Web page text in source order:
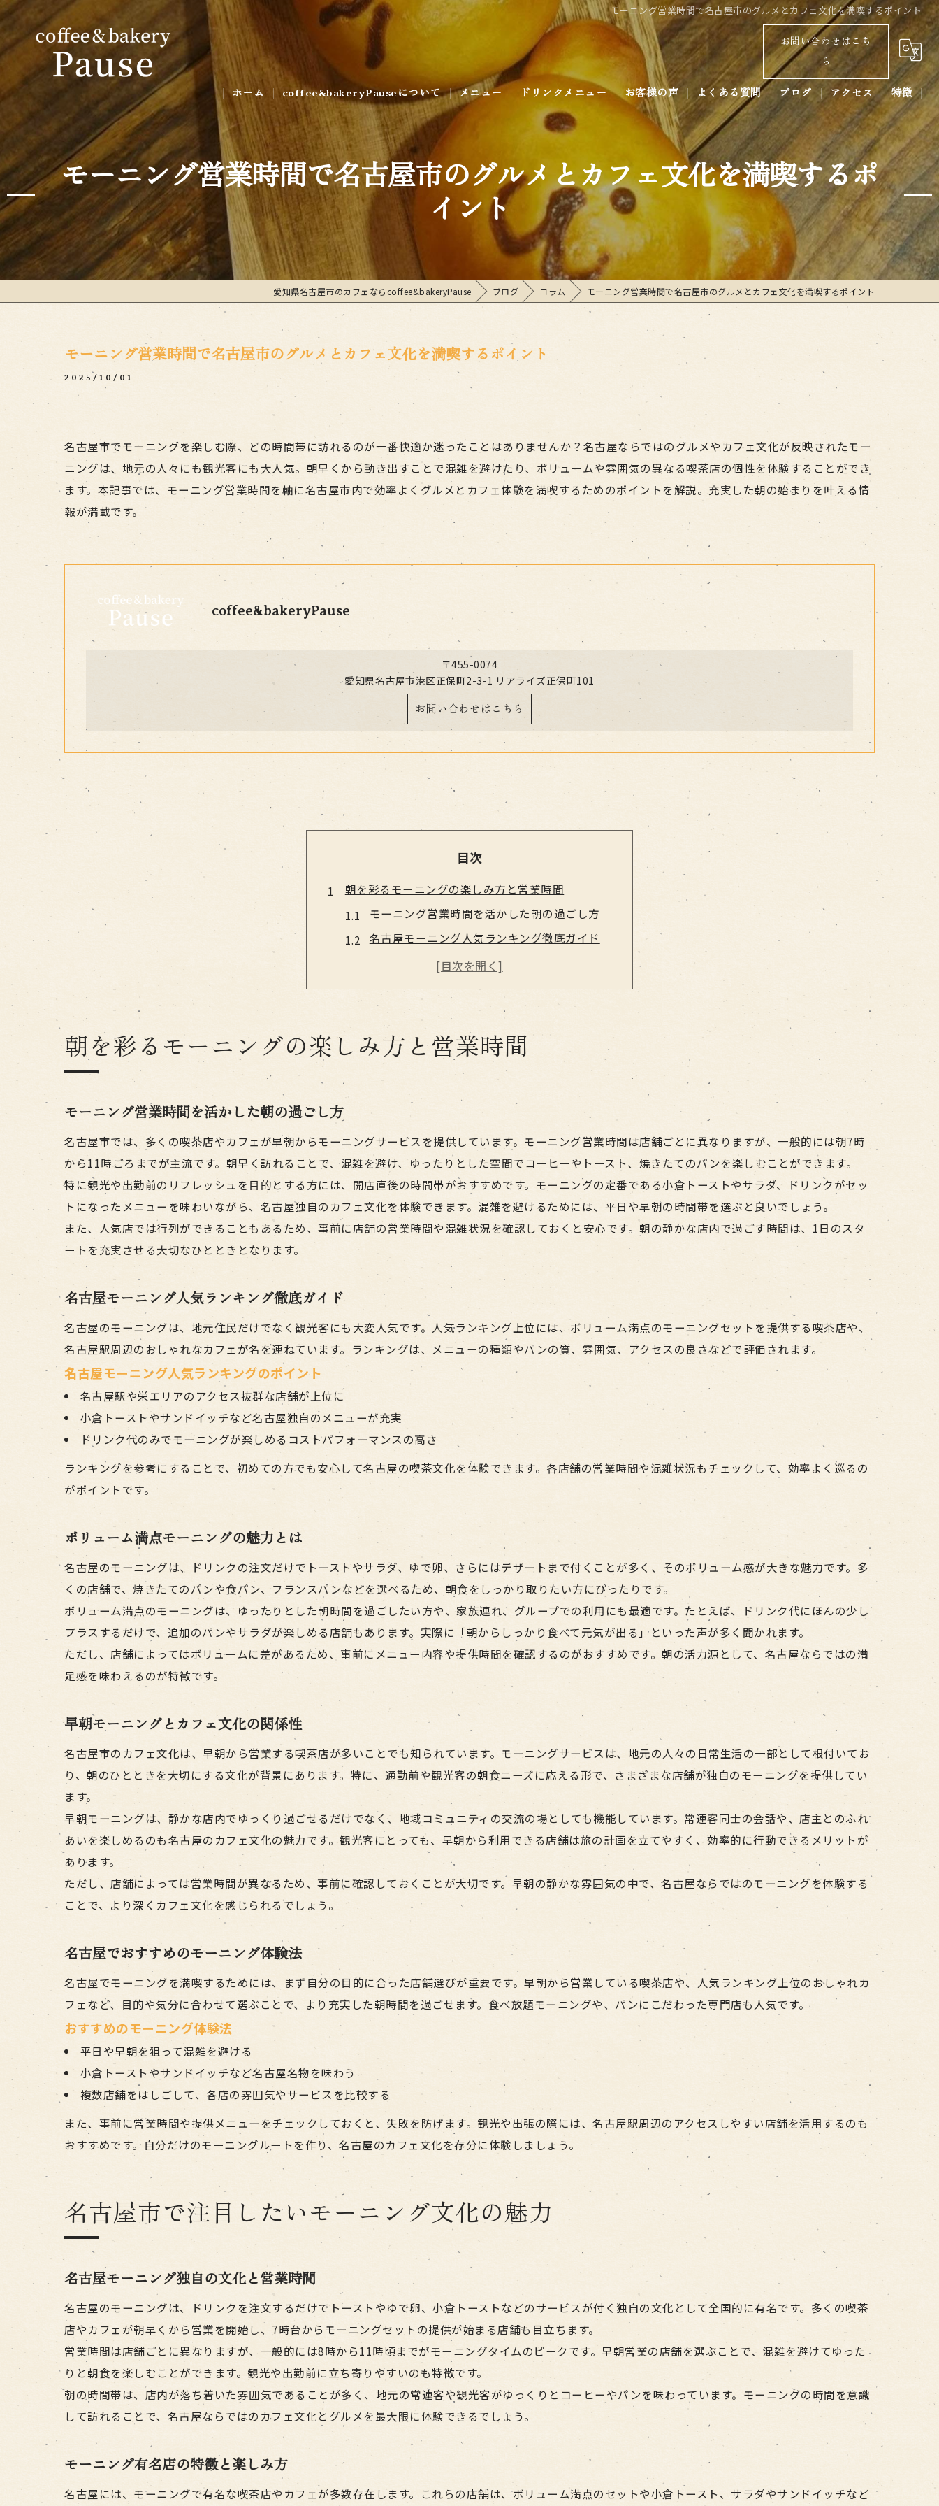
モーニング営業時間で名古屋市のグルメとカフェ文化を満喫するポイント
お問い合わせはこち
ら
ホーム coffee&bakeryPauseについて
ギャラリー
メニュー ドリンクメニュー お客様の声 よくある質問 ブログ
コラム
アクセス 特徴
パン
コーヒー
ラテアート
あんバター
ベーカリー
モーニング営業時間で名古屋市のグルメとカフェ文化を満喫するポ
イント
愛知県名古屋市のカフェならcoffee&bakeryPause ブログ コラム モーニング営業時間で名古屋市のグルメとカフェ文化を満喫するポイント
モーニング営業時間で名古屋市のグルメとカフェ文化を満喫するポイント
2025/10/01
名古屋市でモーニングを楽しむ際、どの時間帯に訪れるのが一番快適か迷ったことはありませんか？名古屋ならではのグルメやカフェ文化が反映されたモー
ニングは、地元の人々にも観光客にも大人気。朝早くから動き出すことで混雑を避けたり、ボリュームや雰囲気の異なる喫茶店の個性を体験することができ
ます。本記事では、モーニング営業時間を軸に名古屋市内で効率よくグルメとカフェ体験を満喫するためのポイントを解説。充実した朝の始まりを叶える情
報が満載です。
coffee&bakeryPause
〒455-0074
愛知県名古屋市港区正保町2-3-1 リアライズ正保町101
お問い合わせはこちら
目次
朝を彩るモーニングの楽しみ方と営業時間
モーニング営業時間を活かした朝の過ごし方
名古屋モーニング人気ランキング徹底ガイド
ボリューム満点モーニングの魅力とは
早朝モーニングとカフェ文化の関係性
名古屋でおすすめのモーニング体験法
名古屋市で注目したいモーニング文化の魅力
名古屋モーニング独自の文化と営業時間
モーニング有名店の特徴と楽しみ方
名古屋モーニング食べ放題の満足感
おしゃれカフェのモーニング体験を深掘り
人気モーニングランキングから読み解く傾向
モーニング営業時間で異なるカフェ体験のヒント
モーニング営業時間で選ぶカフェの特徴
名古屋駅周辺モーニングのおすすめポイント
早朝利用で体験するモーニングの魅力
人気カフェのモーニング事情をチェック
ボリューム重視のモーニング体験方法
早朝から楽しめるモーニングの充実ポイント
早朝モーニングで快適な朝時間を過ごす
名古屋モーニング早朝営業店の選び方
ボリューム重視派におすすめな早朝モーニング
早朝モーニング体験の効率的な楽しみ方
混雑を避けるモーニング利用術を徹底解説
名古屋駅モーニング人気店の混雑傾向分析
モーニング利用時のベストタイミングとは
テイクアウトで楽しむモーニングのコツ
名古屋モーニングおしゃれカフェの穴場時間
人気やボリューム別に見るモーニング事情
モーニング人気ランキングの最新傾向
モーニング食べ放題の楽しみ方と注意点
名古屋モーニング有名店の魅力を解説
おしゃれモーニングで贅沢時間を過ごす
朝を彩るモーニングの楽しみ方と営業時間
モーニング営業時間を活かした朝の過ごし方
名古屋市では、多くの喫茶店やカフェが早朝からモーニングサービスを提供しています。モーニング営業時間は店舗ごとに異なりますが、一般的には朝7時
から11時ごろまでが主流です。朝早く訪れることで、混雑を避け、ゆったりとした空間でコーヒーやトースト、焼きたてのパンを楽しむことができます。
特に観光や出勤前のリフレッシュを目的とする方には、開店直後の時間帯がおすすめです。モーニングの定番である小倉トーストやサラダ、ドリンクがセッ
トになったメニューを味わいながら、名古屋独自のカフェ文化を体験できます。混雑を避けるためには、平日や早朝の時間帯を選ぶと良いでしょう。
また、人気店では行列ができることもあるため、事前に店舗の営業時間や混雑状況を確認しておくと安心です。朝の静かな店内で過ごす時間は、1日のスタ
ートを充実させる大切なひとときとなります。
名古屋モーニング人気ランキング徹底ガイド
名古屋のモーニングは、地元住民だけでなく観光客にも大変人気です。人気ランキング上位には、ボリューム満点のモーニングセットを提供する喫茶店や、
名古屋駅周辺のおしゃれなカフェが名を連ねています。ランキングは、メニューの種類やパンの質、雰囲気、アクセスの良さなどで評価されます。
名古屋モーニング人気ランキングのポイント
名古屋駅や栄エリアのアクセス抜群な店舗が上位に
小倉トーストやサンドイッチなど名古屋独自のメニューが充実
ドリンク代のみでモーニングが楽しめるコストパフォーマンスの高さ
ランキングを参考にすることで、初めての方でも安心して名古屋の喫茶文化を体験できます。各店舗の営業時間や混雑状況もチェックして、効率よく巡るの
がポイントです。
ボリューム満点モーニングの魅力とは
名古屋のモーニングは、ドリンクの注文だけでトーストやサラダ、ゆで卵、さらにはデザートまで付くことが多く、そのボリューム感が大きな魅力です。多
くの店舗で、焼きたてのパンや食パン、フランスパンなどを選べるため、朝食をしっかり取りたい方にぴったりです。
ボリューム満点のモーニングは、ゆったりとした朝時間を過ごしたい方や、家族連れ、グループでの利用にも最適です。たとえば、ドリンク代にほんの少し
プラスするだけで、追加のパンやサラダが楽しめる店舗もあります。実際に「朝からしっかり食べて元気が出る」といった声が多く聞かれます。
ただし、店舗によってはボリュームに差があるため、事前にメニュー内容や提供時間を確認するのがおすすめです。朝の活力源として、名古屋ならではの満
足感を味わえるのが特徴です。
早朝モーニングとカフェ文化の関係性
名古屋市のカフェ文化は、早朝から営業する喫茶店が多いことでも知られています。モーニングサービスは、地元の人々の日常生活の一部として根付いてお
り、朝のひとときを大切にする文化が背景にあります。特に、通勤前や観光客の朝食ニーズに応える形で、さまざまな店舗が独自のモーニングを提供してい
ます。
早朝モーニングは、静かな店内でゆっくり過ごせるだけでなく、地域コミュニティの交流の場としても機能しています。常連客同士の会話や、店主とのふれ
あいを楽しめるのも名古屋のカフェ文化の魅力です。観光客にとっても、早朝から利用できる店舗は旅の計画を立てやすく、効率的に行動できるメリットが
あります。
ただし、店舗によっては営業時間が異なるため、事前に確認しておくことが大切です。早朝の静かな雰囲気の中で、名古屋ならではのモーニングを体験する
ことで、より深くカフェ文化を感じられるでしょう。
名古屋でおすすめのモーニング体験法
名古屋でモーニングを満喫するためには、まず自分の目的に合った店舗選びが重要です。早朝から営業している喫茶店や、人気ランキング上位のおしゃれカ
フェなど、目的や気分に合わせて選ぶことで、より充実した朝時間を過ごせます。食べ放題モーニングや、パンにこだわった専門店も人気です。
おすすめのモーニング体験法
平日や早朝を狙って混雑を避ける
小倉トーストやサンドイッチなど名古屋名物を味わう
複数店舗をはしごして、各店の雰囲気やサービスを比較する
また、事前に営業時間や提供メニューをチェックしておくと、失敗を防げます。観光や出張の際には、名古屋駅周辺のアクセスしやすい店舗を活用するのも
おすすめです。自分だけのモーニングルートを作り、名古屋のカフェ文化を存分に体験しましょう。
名古屋市で注目したいモーニング文化の魅力
名古屋モーニング独自の文化と営業時間
名古屋のモーニングは、ドリンクを注文するだけでトーストやゆで卵、小倉トーストなどのサービスが付く独自の文化として全国的に有名です。多くの喫茶
店やカフェが朝早くから営業を開始し、7時台からモーニングセットの提供が始まる店舗も目立ちます。
営業時間は店舗ごとに異なりますが、一般的には8時から11時頃までがモーニングタイムのピークです。早朝営業の店舗を選ぶことで、混雑を避けてゆった
りと朝食を楽しむことができます。観光や出勤前に立ち寄りやすいのも特徴です。
朝の時間帯は、店内が落ち着いた雰囲気であることが多く、地元の常連客や観光客がゆっくりとコーヒーやパンを味わっています。モーニングの時間を意識
して訪れることで、名古屋ならではのカフェ文化とグルメを最大限に体験できるでしょう。
モーニング有名店の特徴と楽しみ方
名古屋には、モーニングで有名な喫茶店やカフェが多数存在します。これらの店舗は、ボリューム満点のセットや小倉トースト、サラダやサンドイッチなど